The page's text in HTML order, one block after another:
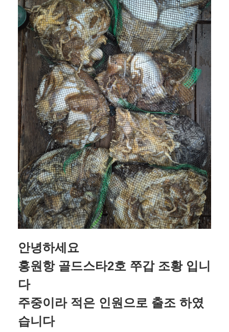
안녕하세요
홍원항 골드스타2호 쭈갑 조황 입니
다
주중이라 적은 인원으로 출조 하였
습니다